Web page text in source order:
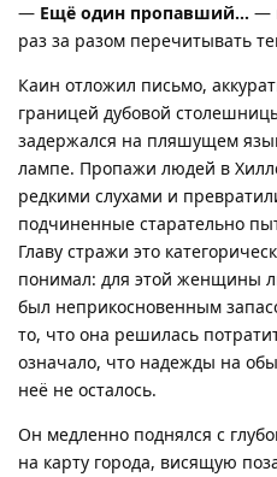
— Ещё один пропавший… —
раз за разом перечитывать
Каин отложил письмо,
границей дубовой
задержался на пляшущем
лампе. Пропажи людей в
редкими слухами и
подчиненные старательно
Главу стражи это
понимал: для этой женщины
был неприкосновенным
то, что она решилась
означало, что надежды на
неё не осталось.
Он медленно поднялся с
на карту города, висящую